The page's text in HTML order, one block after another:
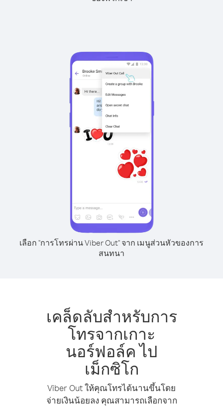
เลือก "การโทรผ่าน Viber Out" จาก เมนูส่วนหัวของการ
สนทนา
เคล็ดลับสำหรับการ
โทรจากเกาะ
นอร์ฟอล์ค ไป
เม็กซิโก
Viber Out ให้คุณโทรได้นานขึ้นโดย
จ่ายเงินน้อยลง คุณสามารถเลือกจาก